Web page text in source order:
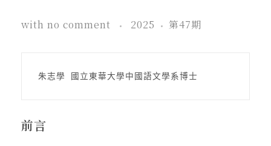
with no comment 2025 第47期
朱志學 國立東華大學中國語文學系博士
前言